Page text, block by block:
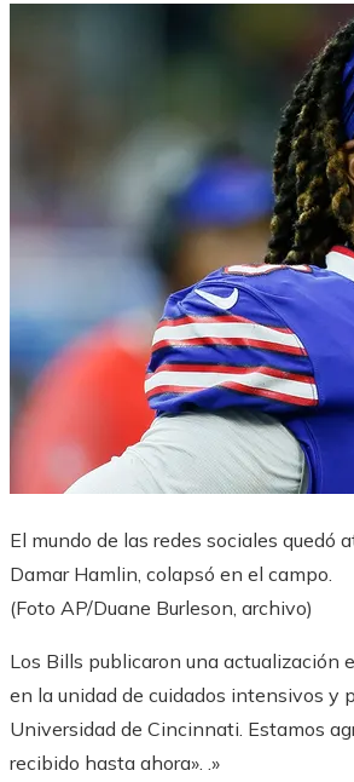
El mundo de las redes sociales quedó
Damar Hamlin, colapsó en el campo.
(Foto AP/Duane Burleson, archivo)
Los Bills publicaron una actualización
en la unidad de cuidados intensivos y
Universidad de Cincinnati. Estamos
recibido hasta ahora». .»